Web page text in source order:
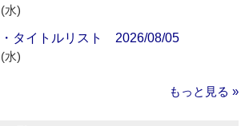
水)
タイトルリスト 2026/08/05
水)
もっと見る »